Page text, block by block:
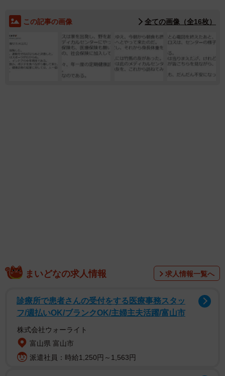
この記事の画像 全ての画像（全16枚）
12
まいどなの求人情報 求人情報一覧へ
診療所で患者さんの受付をする医療事務スタッ
フ/週払いOK/ブランクOK/主婦主夫活躍/富山市
株式会社ウォーライト
富山県 富山市
派遣社員：時給1,250円～1,563円